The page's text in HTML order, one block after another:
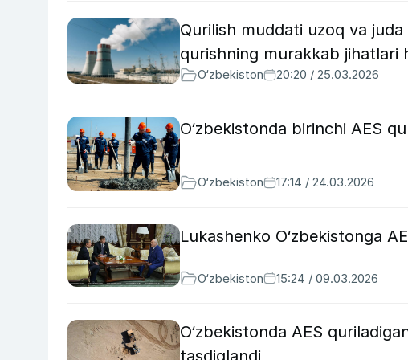
Qurilish muddati uzoq va
qurishning murakkab jihatlari
O‘zbekiston 20:20 / 25.03.2026
O‘zbekistonda birinchi AES
O‘zbekiston 17:14 / 24.03.2026
Lukashenko O‘zbekistonga
O‘zbekiston 15:24 / 09.03.2026
O‘zbekistonda AES